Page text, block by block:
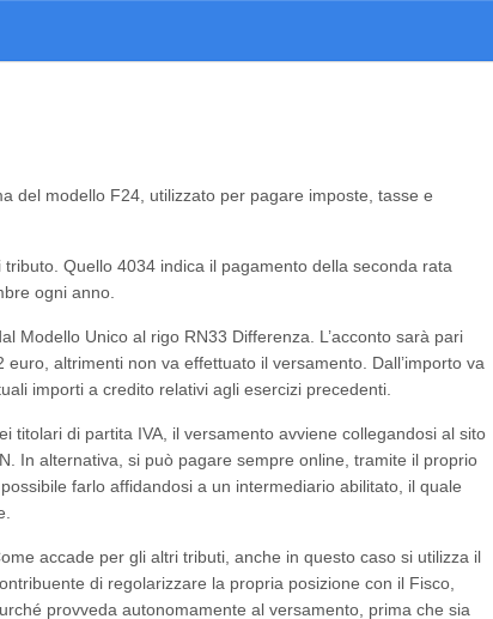
del modello F24, utilizzato per pagare imposte, tasse e
Quello 4034 indica il pagamento della seconda rata
ogni anno.
Modello Unico al rigo RN33 Differenza. L’acconto sarà pari
altrimenti non va effettuato il versamento. Dall’importo va
importi a credito relativi agli esercizi precedenti.
titolari di partita IVA, il versamento avviene collegandosi al sito
In alternativa, si può pagare sempre online, tramite il proprio
farlo affidandosi a un intermediario abilitato, il quale
accade per gli altri tributi, anche in questo caso si utilizza il
di regolarizzare la propria posizione con il Fisco,
provveda autonomamente al versamento, prima che sia